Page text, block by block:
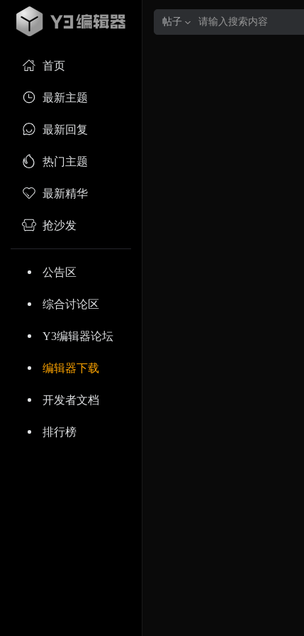
首页
最新主题
最新回复
热门主题
最新精华
抢沙发
公告区
综合讨论区
Y3编辑器论坛
编辑器下载
开发者文档
排行榜
帖子